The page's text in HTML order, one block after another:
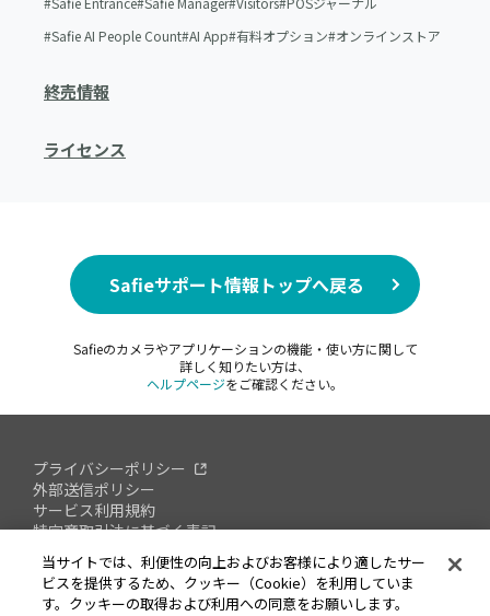
Safie AI People Count AI App 有料オプション オンラインストア
終売情報
ライセンス
Safieサポート情報トップへ戻る
Safieのカメラやアプリケーションの機能・使い方に関して
詳しく知りたい方は、
ヘルプページをご確認ください。
プライバシーポリシー
外部送信ポリシー
サービス利用規約
特定商取引法に基づく表記
情報セキュリティへの取り組み
オープンソースソフトウェアについて
脆弱性対応ポリシー
当サイトでは、利便性の向上およびお客様により適したサー
ビスを提供するため、クッキー（Cookie）を利用していま
す。クッキーの取得および利用への同意をお願いします。